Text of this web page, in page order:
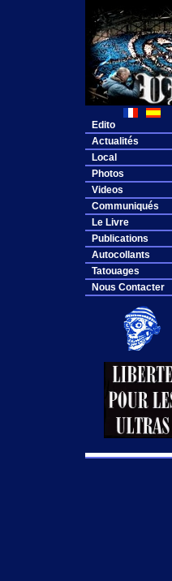
Edito
Actualités
Local
Photos
Videos
Communiqués
Le Livre
Publications
Autocollants
Tatouages
Nous Contacter